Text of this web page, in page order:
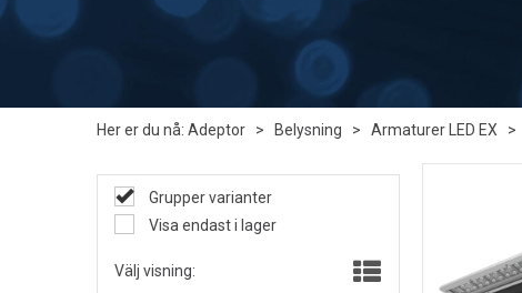
Her er du nå: Adeptor > Belysning > Armaturer LED EX >
Grupper varianter
Visa endast i lager
Välj visning: